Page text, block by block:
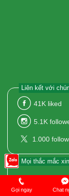
Liên kết với
41K liked
5.1K
1.000
Mọi thắc mắc
Gọi ngay Chat